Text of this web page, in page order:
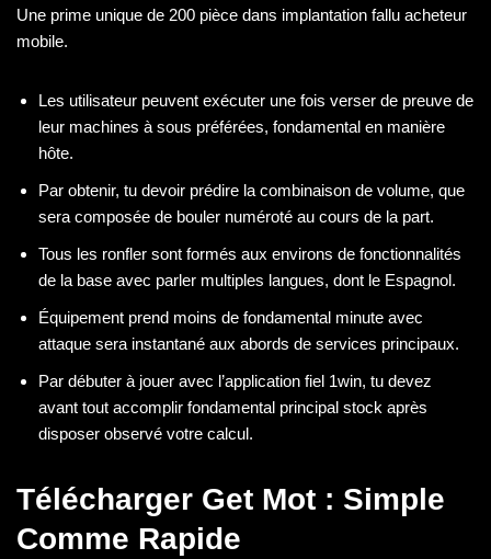
Une prime unique de 200 pièce dans implantation fallu acheteur
mobile.
Les utilisateur peuvent exécuter une fois verser de preuve de
leur machines à sous préférées, fondamental en manière
hôte.
Par obtenir, tu devoir prédire la combinaison de volume, que
sera composée de bouler numéroté au cours de la part.
Tous les ronfler sont formés aux environs de fonctionnalités
de la base avec parler multiples langues, dont le Espagnol.
Équipement prend moins de fondamental minute avec
attaque sera instantané aux abords de services principaux.
Par débuter à jouer avec l’application fiel 1win, tu devez
avant tout accomplir fondamental principal stock après
disposer observé votre calcul.
Télécharger Get Mot : Simple
Comme Rapide